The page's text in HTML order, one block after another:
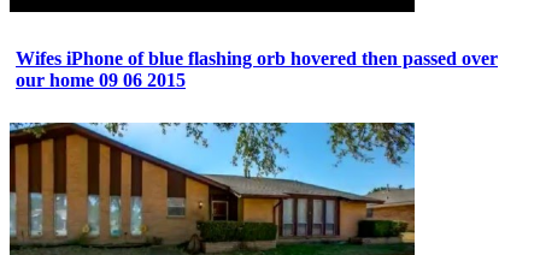
Wifes iPhone of blue flashing orb hovered then passed over
our home 09 06 2015